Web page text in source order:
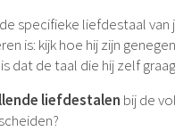
specifieke liefdestaal van
is: kijk hoe hij zijn
dat de taal die hij zelf
liefdestalen bij de